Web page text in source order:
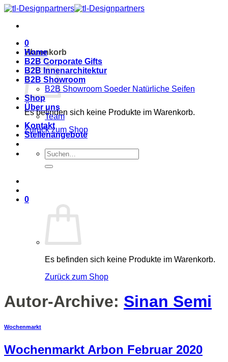
Zum
springen
0
Warenkorb
Es befinden sich keine Produkte im Warenkorb.
Zurück zum Shop
Home
B2B Corporate Gifts
B2B Innenarchitektur
B2B Showroom
B2B Showroom Soeder Natürliche Seifen
Shop
Über uns
Team
Kontakt
Stellenangebote
Suche
nach:
0
Es befinden sich keine Produkte im Warenkorb.
Zurück zum Shop
Autor-Archive: Sinan Semi
Wochenmarkt
Wochenmarkt Arbon Februar 2020